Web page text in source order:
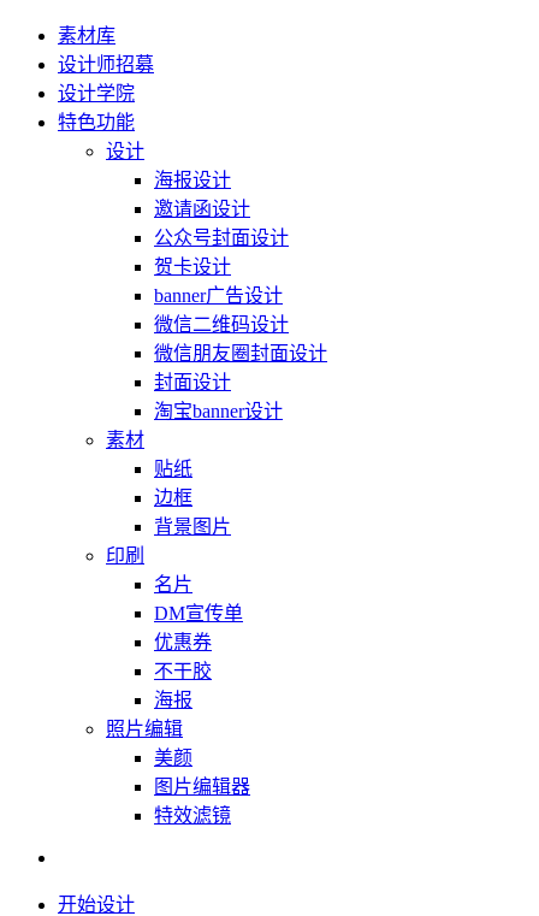
素材库
设计师招募
设计学院
特色功能
设计
海报设计
邀请函设计
公众号封面设计
贺卡设计
banner广告设计
微信二维码设计
微信朋友圈封面设计
封面设计
淘宝banner设计
素材
贴纸
边框
背景图片
印刷
名片
DM宣传单
优惠券
不干胶
海报
照片编辑
美颜
图片编辑器
特效滤镜
开始设计